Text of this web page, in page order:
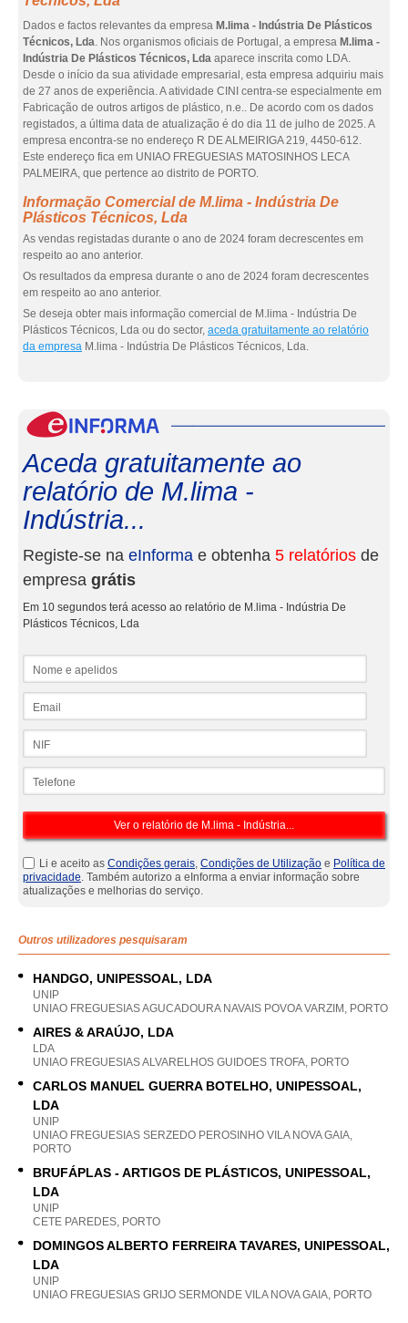
Dados e factos relevantes da empresa M.lima - Indústria De Plásticos
Técnicos, Lda. Nos organismos oficiais de Portugal, a empresa M.lima -
Indústria De Plásticos Técnicos, Lda aparece inscrita como LDA.
Desde o início da sua atividade empresarial, esta empresa adquiriu mais
de 27 anos de experiência. A atividade CINI centra-se especialmente em
Fabricação de outros artigos de plástico, n.e.. De acordo com os dados
registados, a última data de atualização é do dia 11 de julho de 2025. A
empresa encontra-se no endereço R DE ALMEIRIGA 219, 4450-612.
Este endereço fica em UNIAO FREGUESIAS MATOSINHOS LECA
PALMEIRA, que pertence ao distrito de PORTO.
Informação Comercial de M.lima - Indústria De
Plásticos Técnicos, Lda
As vendas registadas durante o ano de 2024 foram decrescentes em
respeito ao ano anterior.
Os resultados da empresa durante o ano de 2024 foram decrescentes
em respeito ao ano anterior.
Se deseja obter mais informação comercial de M.lima - Indústria De
Plásticos Técnicos, Lda ou do sector, aceda gratuitamente ao relatório
da empresa M.lima - Indústria De Plásticos Técnicos, Lda.
Aceda gratuitamente ao
relatório de M.lima -
Indústria...
Registe-se na eInforma e obtenha 5 relatórios de
empresa grátis
Em 10 segundos terá acesso ao relatório de M.lima - Indústria De
Plásticos Técnicos, Lda
Li e aceito as Condições gerais, Condições de Utilização e Política de
privacidade. Também autorizo a eInforma a enviar informação sobre
atualizações e melhorias do serviço.
Outros utilizadores pesquisaram
HANDGO, UNIPESSOAL, LDA
UNIP
UNIAO FREGUESIAS AGUCADOURA NAVAIS POVOA VARZIM, PORTO
AIRES & ARAÚJO, LDA
LDA
UNIAO FREGUESIAS ALVARELHOS GUIDOES TROFA, PORTO
CARLOS MANUEL GUERRA BOTELHO, UNIPESSOAL,
LDA
UNIP
UNIAO FREGUESIAS SERZEDO PEROSINHO VILA NOVA GAIA,
PORTO
BRUFÁPLAS - ARTIGOS DE PLÁSTICOS, UNIPESSOAL,
LDA
UNIP
CETE PAREDES, PORTO
DOMINGOS ALBERTO FERREIRA TAVARES, UNIPESSOAL,
LDA
UNIP
UNIAO FREGUESIAS GRIJO SERMONDE VILA NOVA GAIA, PORTO